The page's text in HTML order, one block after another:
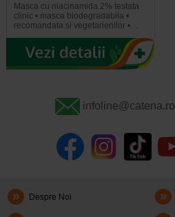
Masca cu niacinamida 2% testata
clinic • masca biodegradabila •
recomandata si vegetarienilor •…
infoline@catena.ro
Despre Noi